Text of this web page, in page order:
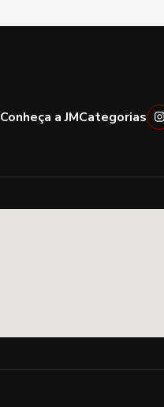
Conheça a JMCategorias